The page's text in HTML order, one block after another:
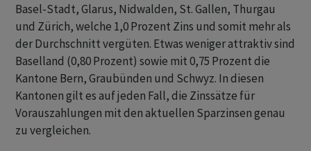
Basel-Stadt, Glarus, Nidwalden, St. Gallen, Thurgau
und Zürich, welche 1,0 Prozent Zins und somit mehr als
der Durchschnitt vergüten. Etwas weniger attraktiv sind
Baselland (0,80 Prozent) sowie mit 0,75 Prozent die
Kantone Bern, Graubünden und Schwyz. In diesen
Kantonen gilt es auf jeden Fall, die Zinssätze für
Vorauszahlungen mit den aktuellen Sparzinsen genau
zu vergleichen.